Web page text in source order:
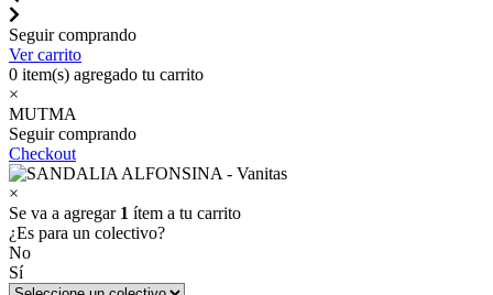
Seguir comprando
Ver carrito
0 item(s) agregado tu carrito
×
MUTMA
Seguir comprando
Checkout
×
Se va a agregar 1 ítem a tu carrito
¿Es para un colectivo?
No
Sí